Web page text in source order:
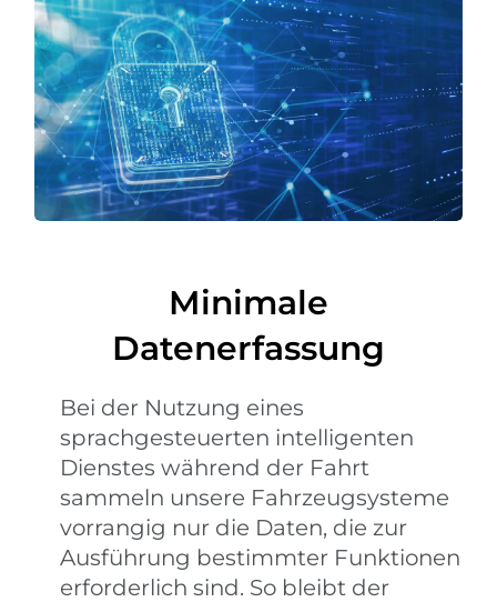
Minimale
Datenerfassung
Bei der Nutzung eines
sprachgesteuerten intelligenten
Dienstes während der Fahrt
sammeln unsere Fahrzeugsysteme
vorrangig nur die Daten, die zur
Ausführung bestimmter Funktionen
erforderlich sind. So bleibt der